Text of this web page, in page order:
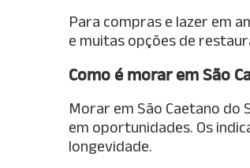
Para compras e lazer em
e muitas opções de
Como é morar em São
Morar em São Caetano do
em oportunidades. Os
longevidade.